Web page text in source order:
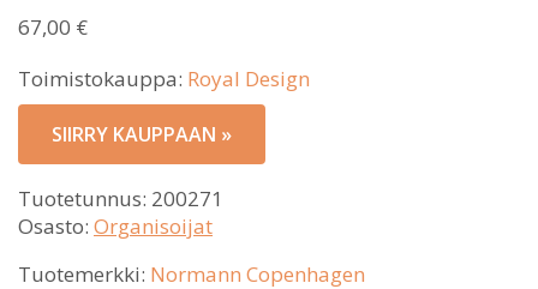
67,00 €
Toimistokauppa: Royal Design
SIIRRY KAUPPAAN »
Tuotetunnus: 200271
Osasto: Organisoijat
Tuotemerkki: Normann Copenhagen